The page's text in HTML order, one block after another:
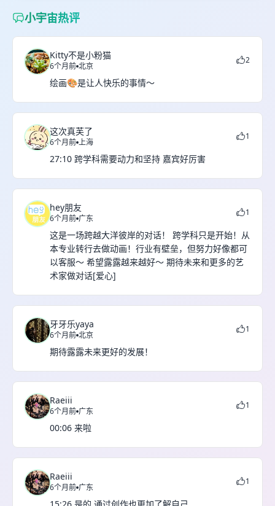
小宇宙热评
Kitty不是小粉猫
6个月前 北京
2
绘画🎨是让人快乐的事情～
这次真芙了
6个月前 上海
1
27:10 跨学科需要动力和坚持 嘉宾好厉害
hey朋友
6个月前 广东
1
这是一场跨越大洋彼岸的对话！ 跨学科只是开始！从
本专业转行去做动画！行业有壁垒，但努力好像都可
以客服～ 希望露露越来越好～ 期待未来和更多的艺
术家做对话[爱心]
牙牙乐yaya
6个月前 北京
1
期待露露未来更好的发展！
Raeiii
6个月前 广东
1
00:06 来啦
Raeiii
6个月前 广东
1